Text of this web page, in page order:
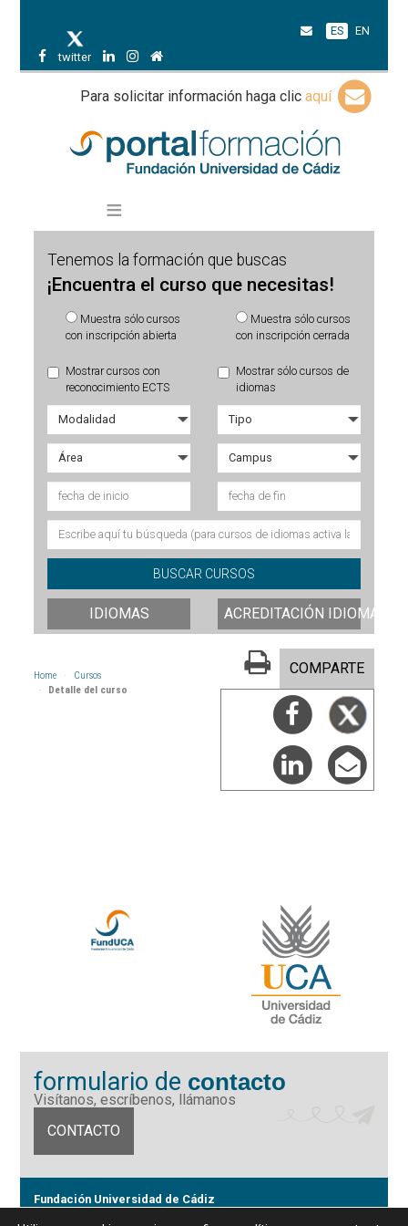
twitter
ES EN
Para solicitar información haga clic aquí
Tenemos la formación que buscas
¡Encuentra el curso que necesitas!
Muestra sólo cursos
con inscripción abierta
Muestra sólo cursos
con inscripción cerrada
Mostrar cursos con
reconocimiento ECTS
Mostrar sólo cursos de
idiomas
IDIOMAS ACREDITACIÓN IDIOMAS
Home
Cursos
Detalle del curso
COMPARTE
formulario de contacto
Visítanos, escríbenos, llámanos
CONTACTO
Fundación Universidad de Cádiz